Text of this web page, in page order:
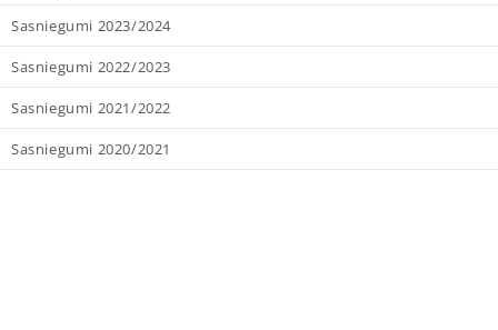
Sasniegumi 2023/2024
Sasniegumi 2022/2023
Sasniegumi 2021/2022
Sasniegumi 2020/2021